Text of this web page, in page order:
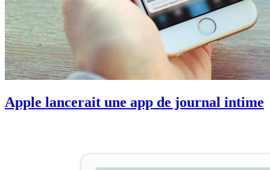
Apple lancerait une app de journal intime